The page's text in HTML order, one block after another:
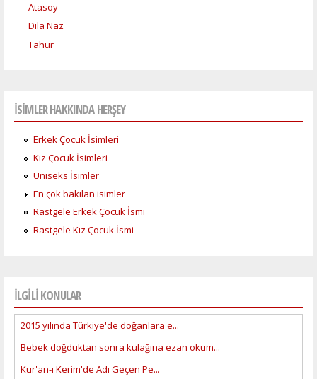
Atasoy
Dila Naz
Tahur
İSİMLER HAKKINDA HERŞEY
Erkek Çocuk İsimleri
Kız Çocuk İsimleri
Uniseks İsimler
En çok bakılan isimler
Rastgele Erkek Çocuk İsmi
Rastgele Kız Çocuk İsmi
İLGİLİ KONULAR
2015 yılında Türkiye'de doğanlara e...
Bebek doğduktan sonra kulağına ezan okum...
Kur'an-ı Kerim'de Adı Geçen Pe...